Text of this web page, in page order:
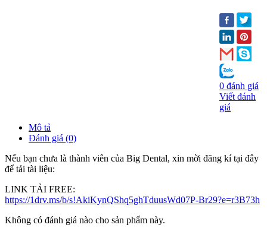
0 đánh giá
Viết đánh
giá
Mô tả
Đánh giá (0)
Nếu bạn chưa là thành viên của Big Dental, xin mời đăng kí tại đây
để tải tài liệu:
LINK TẢI FREE:
https://1drv.ms/b/s!AkiKynQShq5ghTduusWd07P-Br29?e=r3B73h
Không có đánh giá nào cho sản phẩm này.